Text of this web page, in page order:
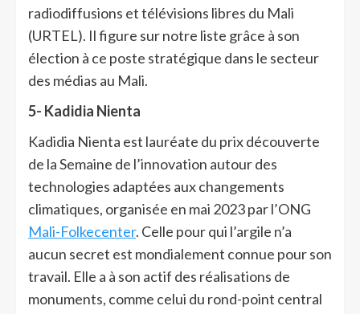
radiodiffusions et télévisions libres du Mali
(URTEL). Il figure sur notre liste grâce à son
élection à ce poste stratégique dans le secteur
des médias au Mali.
5- Kadidia Nienta
Kadidia Nienta est lauréate du prix découverte
de la Semaine de l’innovation autour des
technologies adaptées aux changements
climatiques, organisée en mai 2023 par l’ONG
Mali-Folkecenter. Celle pour qui l’argile n’a
aucun secret est mondialement connue pour son
travail. Elle a à son actif des réalisations de
monuments, comme celui du rond-point central